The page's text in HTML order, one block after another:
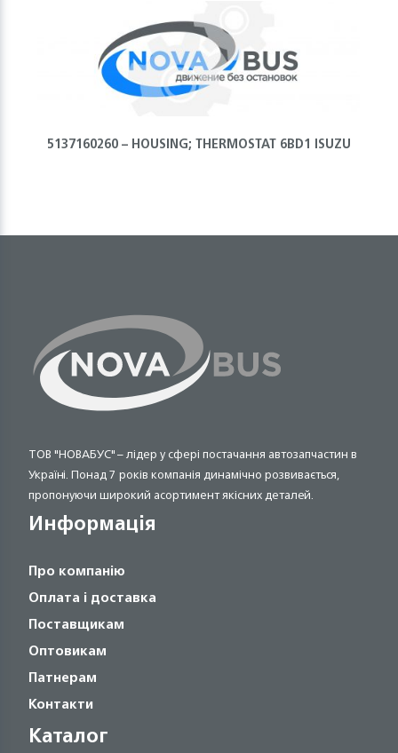
5137160260 – HOUSING; THERMOSTAT 6BD1 ISUZU
ТОВ "НОВАБУС" – лідер у сфері постачання автозапчастин в
Україні. Понад 7 років компанія динамічно розвивається,
пропонуючи широкий асортимент якісних деталей.
Информація
Про компанію
Оплата і доставка
Поставщикам
Оптовикам
Патнерам
Контакти
Каталог